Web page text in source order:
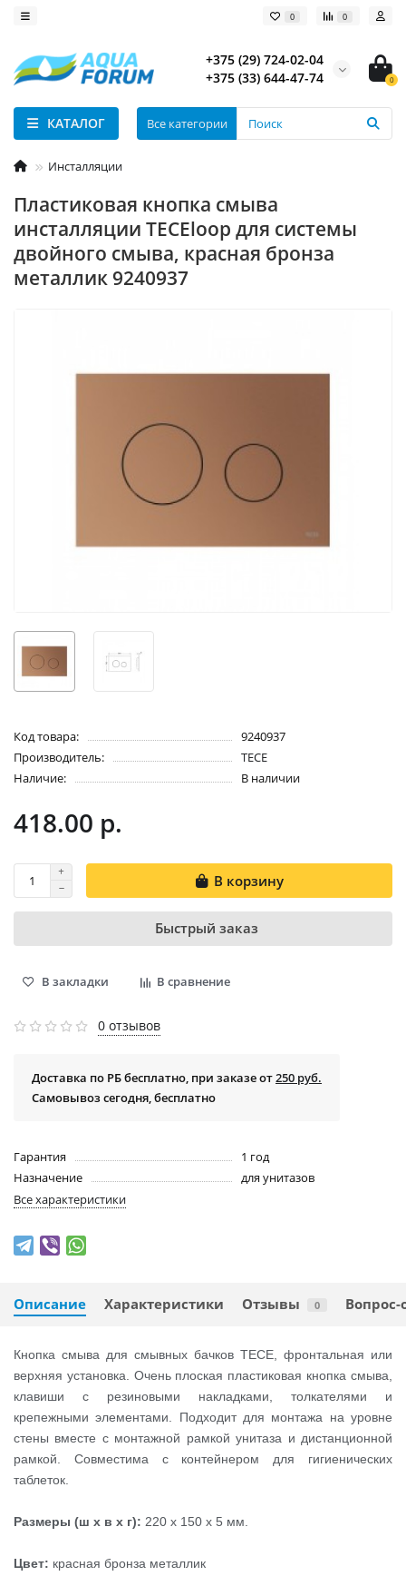
0 0
+375 (29) 724-02-04
+375 (33) 644-47-74
0
КАТАЛОГ Все категории
Инсталляции
Пластиковая кнопка смыва
инсталляции TECEloop для системы
двойного смыва, красная бронза
металлик 9240937
Код товара:
9240937
Производитель:
TECE
Наличие:
В наличии
418.00 р.
В корзину
Быстрый заказ
В закладки В сравнение
0 отзывов
Доставка по РБ бесплатно, при заказе от250 руб.
Самовывоз сегодня, бесплатно
Гарантия
1 год
Назначение
для унитазов
Все характеристики
Описание Характеристики Отзывы 0 Вопрос-
Кнопка смыва для смывных бачков TECE, фронтальная или
верхняя установка. Очень плоская пластиковая кнопка смыва,
клавиши с резиновыми накладками, толкателями и
крепежными элементами. Подходит для монтажа на уровне
стены вместе с монтажной рамкой унитаза и дистанционной
рамкой. Совместима с контейнером для гигиенических
таблеток.
Размеры (ш х в х г): 220 x 150 x 5 мм.
Цвет: красная бронза металлик